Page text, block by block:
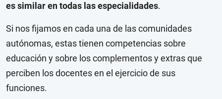
es similar en todas las especialidades.
Si nos fijamos en cada una de las comunidades
autónomas, estas tienen competencias sobre
educación y sobre los complementos y extras que
perciben los docentes en el ejercicio de sus
funciones.